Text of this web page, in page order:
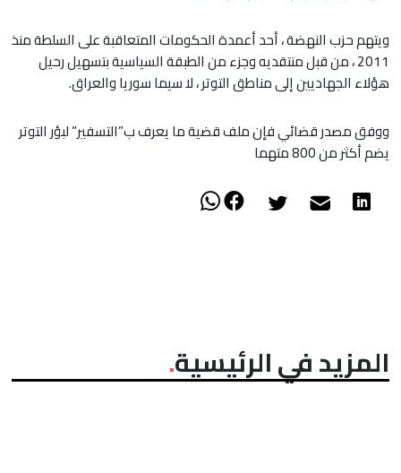
ويتهم حزب النهضة ، أحد أعمدة الحكومات المتعاقبة على السلطة منذ
2011 ، من قبل منتقديه وجزء من الطبقة السياسية بتسهيل رحيل
هؤلاء الجهاديين إلى مناطق التوتر ، لا سيما سوريا والعراق.
ووفق مصدر قضائي فإن ملف قضية ما يعرف ب”التسفير” لبؤر التوتر
يضم أكثر من 800 متهما
المزيد في الرئيسية